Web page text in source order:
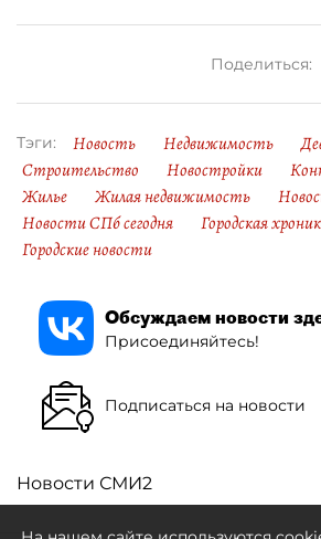
Поделиться:
Тэги: Новость Недвижимость
Строительство
Новостройки
Жилье
Жилая недвижимость
Новости СПб сегодня
Городская
Городские новости
Обсуждаем новости
Присоединяйтесь!
Подписаться на новости
Новости СМИ2